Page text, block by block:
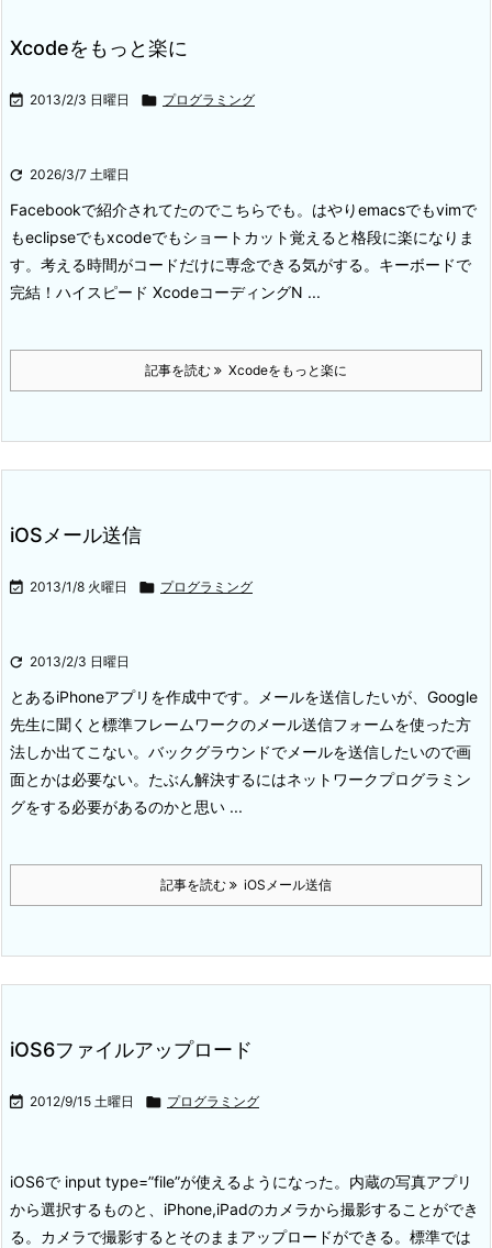
Xcodeをもっと楽に
 2013/2/3 日曜日  プログラミング
 2026/3/7 土曜日
Facebookで紹介されてたのでこちらでも。 はやりemacsでもvimで
もeclipseでもxcodeでもショートカット覚えると格段に楽になりま
す。 考える時間がコードだけに専念できる気がする。 キーボードで
完結！ハイスピード XcodeコーディングN ...
記事を読む Xcodeをもっと楽に
iOSメール送信
 2013/1/8 火曜日  プログラミング
 2013/2/3 日曜日
とあるiPhoneアプリを作成中です。メールを送信したいが、Google
先生に聞くと標準フレームワークのメール送信フォームを使った方
法しか出てこない。バックグラウンドでメールを送信したいので画
面とかは必要ない。 たぶん解決するにはネットワークプログラミン
グをする必要があるのかと思い ...
記事を読む iOSメール送信
iOS6ファイルアップロード
 2012/9/15 土曜日  プログラミング
iOS6で input type=”file”が使えるようになった。 内蔵の写真アプリ
から選択するものと、iPhone,iPadのカメラから撮影することができ
る。 カメラで撮影するとそのままアップロードができる。 標準では